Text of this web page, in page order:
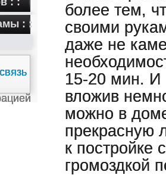
: :
более тем,
своими
даже не
15-20 мин. И
вложив
можно в
прекрасную
к постройке
громоздкой